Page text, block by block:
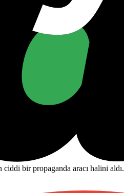
bir propaganda aracı halini aldı.